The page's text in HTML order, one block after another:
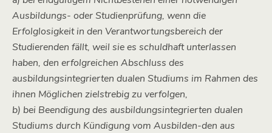
Ausbildungs- oder Studienprüfung, wenn die
Erfolglosigkeit in den Verantwortungsbereich der
Studierenden fällt, weil sie es schuldhaft unterlassen
haben, den erfolgreichen Abschluss des
ausbildungsintegrierten dualen Studiums im Rahmen des
ihnen Möglichen zielstrebig zu verfolgen,
b) bei Beendigung des ausbildungsintegrierten dualen
Studiums durch Kündigung vom Ausbilden-den aus